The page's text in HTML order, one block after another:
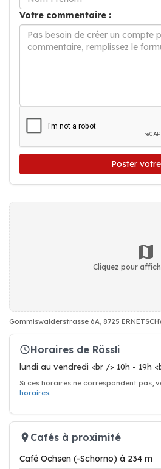
Votre commentaire :
Poster
Cliquez pour
Gommiswalderstrasse 6A, 8725
Horaires de Rössli
lundi au vendredi <br /> 10h - 19h
Si ces horaires ne correspondent pas,
horaires.
Cafés à proximité
Café Ochsen (-Schorno) à 234 m